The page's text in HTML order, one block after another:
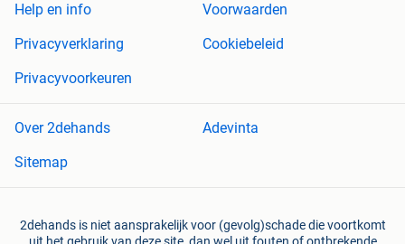
Help en info
Voorwaarden
Privacyverklaring
Cookiebeleid
Privacyvoorkeuren
Over 2dehands
Adevinta
Sitemap
2dehands is niet aansprakelijk voor (gevolg)schade die voortkomt